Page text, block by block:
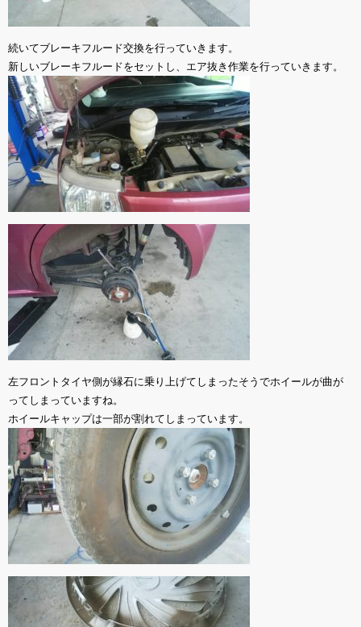
続いてブレーキフルード交換を行っていきます。
新しいブレーキフルードをセットし、エア抜き作業を行っていきます。
左フロントタイヤ側が縁石に乗り上げてしまったそうでホイールが曲が
ってしまっていますね。
ホイールキャップは一部が割れてしまっています。